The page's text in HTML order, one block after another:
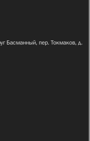
Басманный, пер. Токмаков, д.